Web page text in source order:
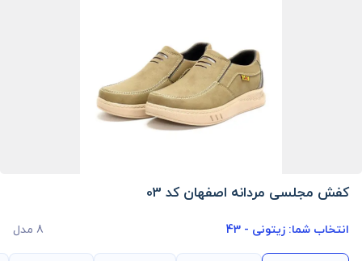
کفش مجلسی مردانه اصفهان کد 03
انتخاب شما: زیتونی - 43 8 مدل